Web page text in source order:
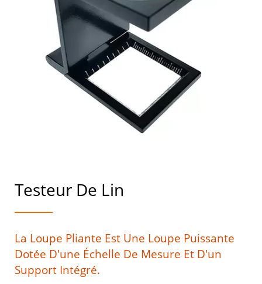
Testeur De Lin
La Loupe Pliante Est Une Loupe Puissante
Dotée D'une Échelle De Mesure Et D'un
Support Intégré.